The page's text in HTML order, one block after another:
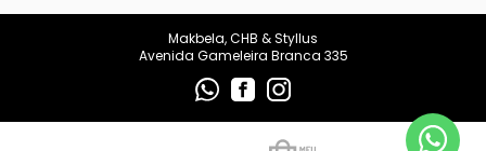
Makbela, CHB & Styllus
Avenida Gameleira Branca 335